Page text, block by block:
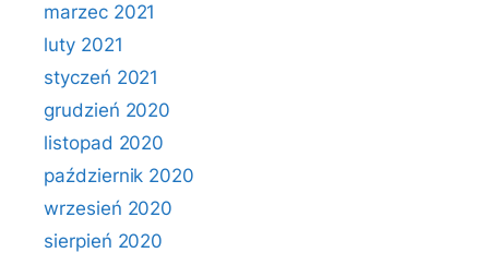
marzec 2021
luty 2021
styczeń 2021
grudzień 2020
listopad 2020
październik 2020
wrzesień 2020
sierpień 2020